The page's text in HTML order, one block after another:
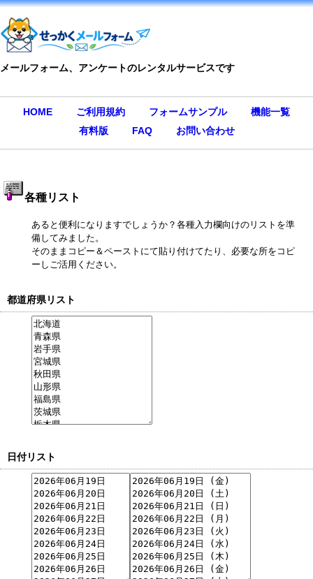
メールフォーム、アンケートのレンタルサービスです
HOME ご利用規約 フォームサンプル
機能一覧
有料版
FAQ お問い合わせ
各種リスト
あると便利になりますでしょうか？各種入力欄向けのリストを準
備してみました。
そのままコピー＆ペーストにて貼り付けてたり、必要な所をコピ
ーしご活用ください。
都道府県リスト
日付リスト